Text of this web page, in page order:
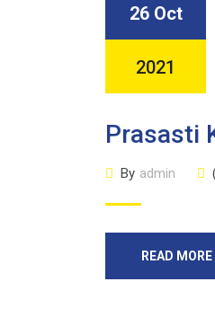
26 Oct
2021
Prasasti
By admin
READ MORE